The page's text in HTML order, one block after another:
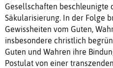
Gesellschaften beschleunigte
Säkularisierung. In der Folge
Gewissheiten vom Guten,
insbesondere christlich
Guten und Wahren ihre
Postulat von einer